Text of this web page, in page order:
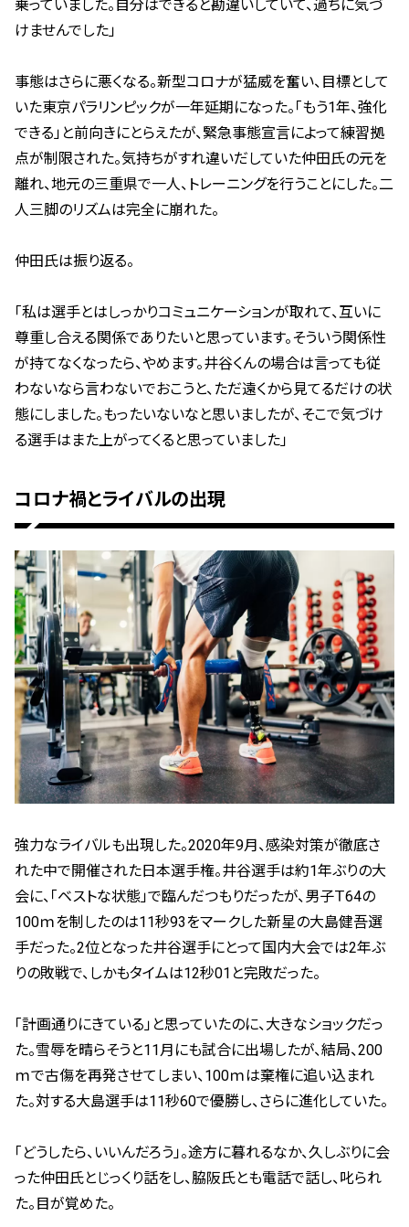
乗っていました。自分はできると勘違いしていて、過ちに気づ
けませんでした」
事態はさらに悪くなる。新型コロナが猛威を奮い、目標として
いた東京パラリンピックが一年延期になった。「もう1年、強化
できる」と前向きにとらえたが、緊急事態宣言によって練習拠
点が制限された。気持ちがすれ違いだしていた仲田氏の元を
離れ、地元の三重県で一人、トレーニングを行うことにした。二
人三脚のリズムは完全に崩れた。
仲田氏は振り返る。
「私は選手とはしっかりコミュニケーションが取れて、互いに
尊重し合える関係でありたいと思っています。そういう関係性
が持てなくなったら、やめます。井谷くんの場合は言っても従
わないなら言わないでおこうと、ただ遠くから見てるだけの状
態にしました。もったいないなと思いましたが、そこで気づけ
る選手はまた上がってくると思っていました」
コロナ禍とライバルの出現
強力なライバルも出現した。2020年9月、感染対策が徹底さ
れた中で開催された日本選手権。井谷選手は約1年ぶりの大
会に、「ベストな状態」で臨んだつもりだったが、男子Ｔ64の
100ｍを制したのは11秒93をマークした新星の大島健吾選
手だった。2位となった井谷選手にとって国内大会では2年ぶ
りの敗戦で、しかもタイムは12秒01 と完敗だった。
「計画通りにきている」と思っていたのに、大きなショックだっ
た。雪辱を晴らそうと11月にも試合に出場したが、結局、200
ｍで古傷を再発させてしまい、100ｍは棄権に追い込まれ
た。対する大島選手は11秒60で優勝し、さらに進化していた。
「どうしたら、いいんだろう」。途方に暮れるなか、久しぶりに会
った仲田氏とじっくり話をし、脇阪氏とも電話で話し、叱られ
た。目が覚めた。